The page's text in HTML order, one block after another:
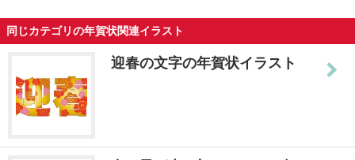
同じカテゴリの年賀状関連イラスト
迎春の文字の年賀状イラスト